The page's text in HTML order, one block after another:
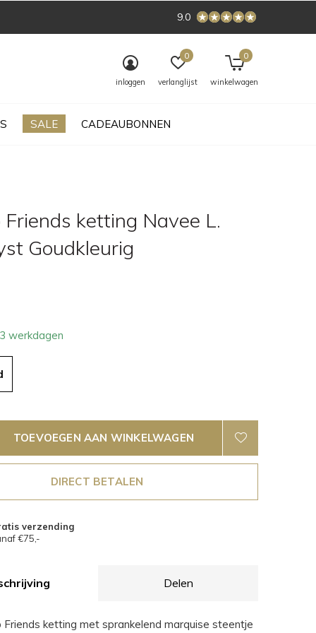
SALE CADEAUBONNEN
inloggen verlanglijst
0
winkelwagen
0
9.0
Friends ketting Navee L.
Goudkleurig
werkdagen
TOEVOEGEN AAN WINKELWAGEN
DIRECT BETALEN
verzending
€75,-
Delen
Friends ketting met sprankelend marquise steentje